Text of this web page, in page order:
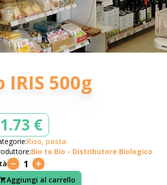
IRIS 500g
1.73 €
Riso, pasta
Bio to Bio - Distributore Biologico
1
Aggiungi al carrello